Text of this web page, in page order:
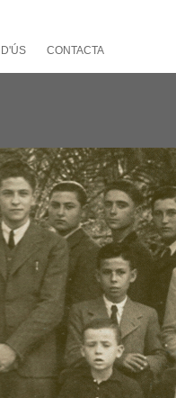
CONTACTA